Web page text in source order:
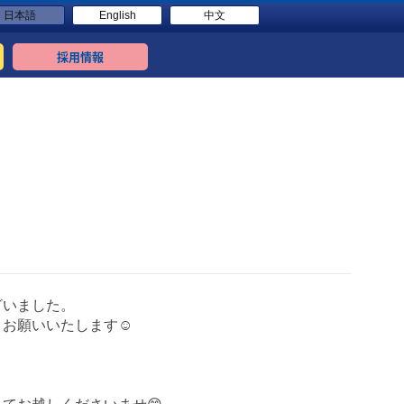
日本語 English 中文
採用情報
ました。
お願いいたします☺